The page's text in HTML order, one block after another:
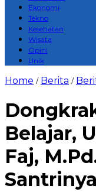
Ekonomi
Tekno
Kesehatan
Wisata
Opini
Unik
Home / Berita /
Belajar,
Faj,
Santrinya